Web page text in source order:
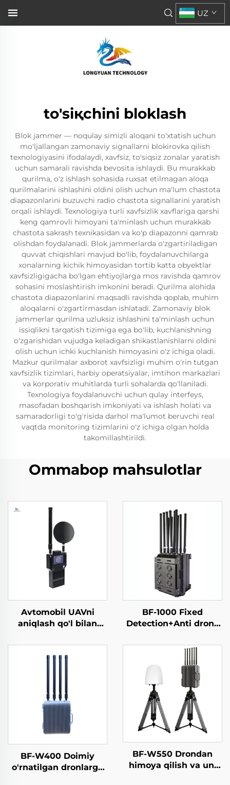
UZ
to'siқchini bloklash
Blok jammer — noqulay simizli aloqani to'xtatish uchun
mo'ljallangan zamonaviy signallarni blokirovka qilish
texnologiyasini ifodalaydi, xavfsiz, to'siqsiz zonalar yaratish
uchun samarali ravishda bevosita ishlaydi. Bu murakkab
qurilma, o'z ishlash sohasida ruxsat etilmagan aloqa
qurilmalarini ishlashini oldini olish uchun ma'lum chastota
diapazonlarini buzuvchi radio chastota signallarini yaratish
orqali ishlaydi. Texnologiya turli xavfsizlik xavflariga qarshi
keng qamrovli himoyani ta'minlash uchun murakkab
chastota sakrash texnikasidan va ko'p diapazonni qamrab
olishdan foydalanadi. Blok jammerlarda o'zgartiriladigan
quvvat chiqishlari mavjud bo'lib, foydalanuvchilarga
xonalarning kichik himoyasidan tortib katta obyektlar
xavfsizligigacha bo'lgan ehtiyojlarga mos ravishda qamrov
sohasini moslashtirish imkonini beradi. Qurilma alohida
chastota diapazonlarini maqsadli ravishda qoplab, muhim
aloqalarni o'zgartirmasdan ishlatadi. Zamonaviy blok
jammerlar qurilma uzluksiz ishlashini ta'minlash uchun
issiqlikni tarqatish tizimiga ega bo'lib, kuchlanishning
o'zgarishidan vujudga keladigan shikastlanishlarni oldini
olish uchun ichki kuchlanish himoyasini o'z ichiga oladi.
Mazkur qurilmalar axborot xavfsizligi muhim o'rin tutgan
xavfsizlik tizimlari, harbiy operatsiyalar, imtihon markazlari
va korporativ muhitlarda turli sohalarda qo'llaniladi.
Texnologiya foydalanuvchi uchun qulay interfeys,
masofadan boshqarish imkoniyati va ishlash holati va
samaradorligi to'g'risida darhol ma'lumot beruvchi real
vaqtda monitoring tizimlarini o'z ichiga olgan holda
takomillashtirildi.
Ommabop mahsulotlar
Avtomobil UAVni
aniqlash qo'l bilan
perimetr xavfsizlik
yechimlari dronlarga
portativ uzun masofali
signallarni aniqlash
asbobi
BF-1000 Fixed
Detection+Anti drone
BF-W400 Doimiy
o'rnatilgan dronlarga
BF-W550 Drondan
himoya qilish va uni